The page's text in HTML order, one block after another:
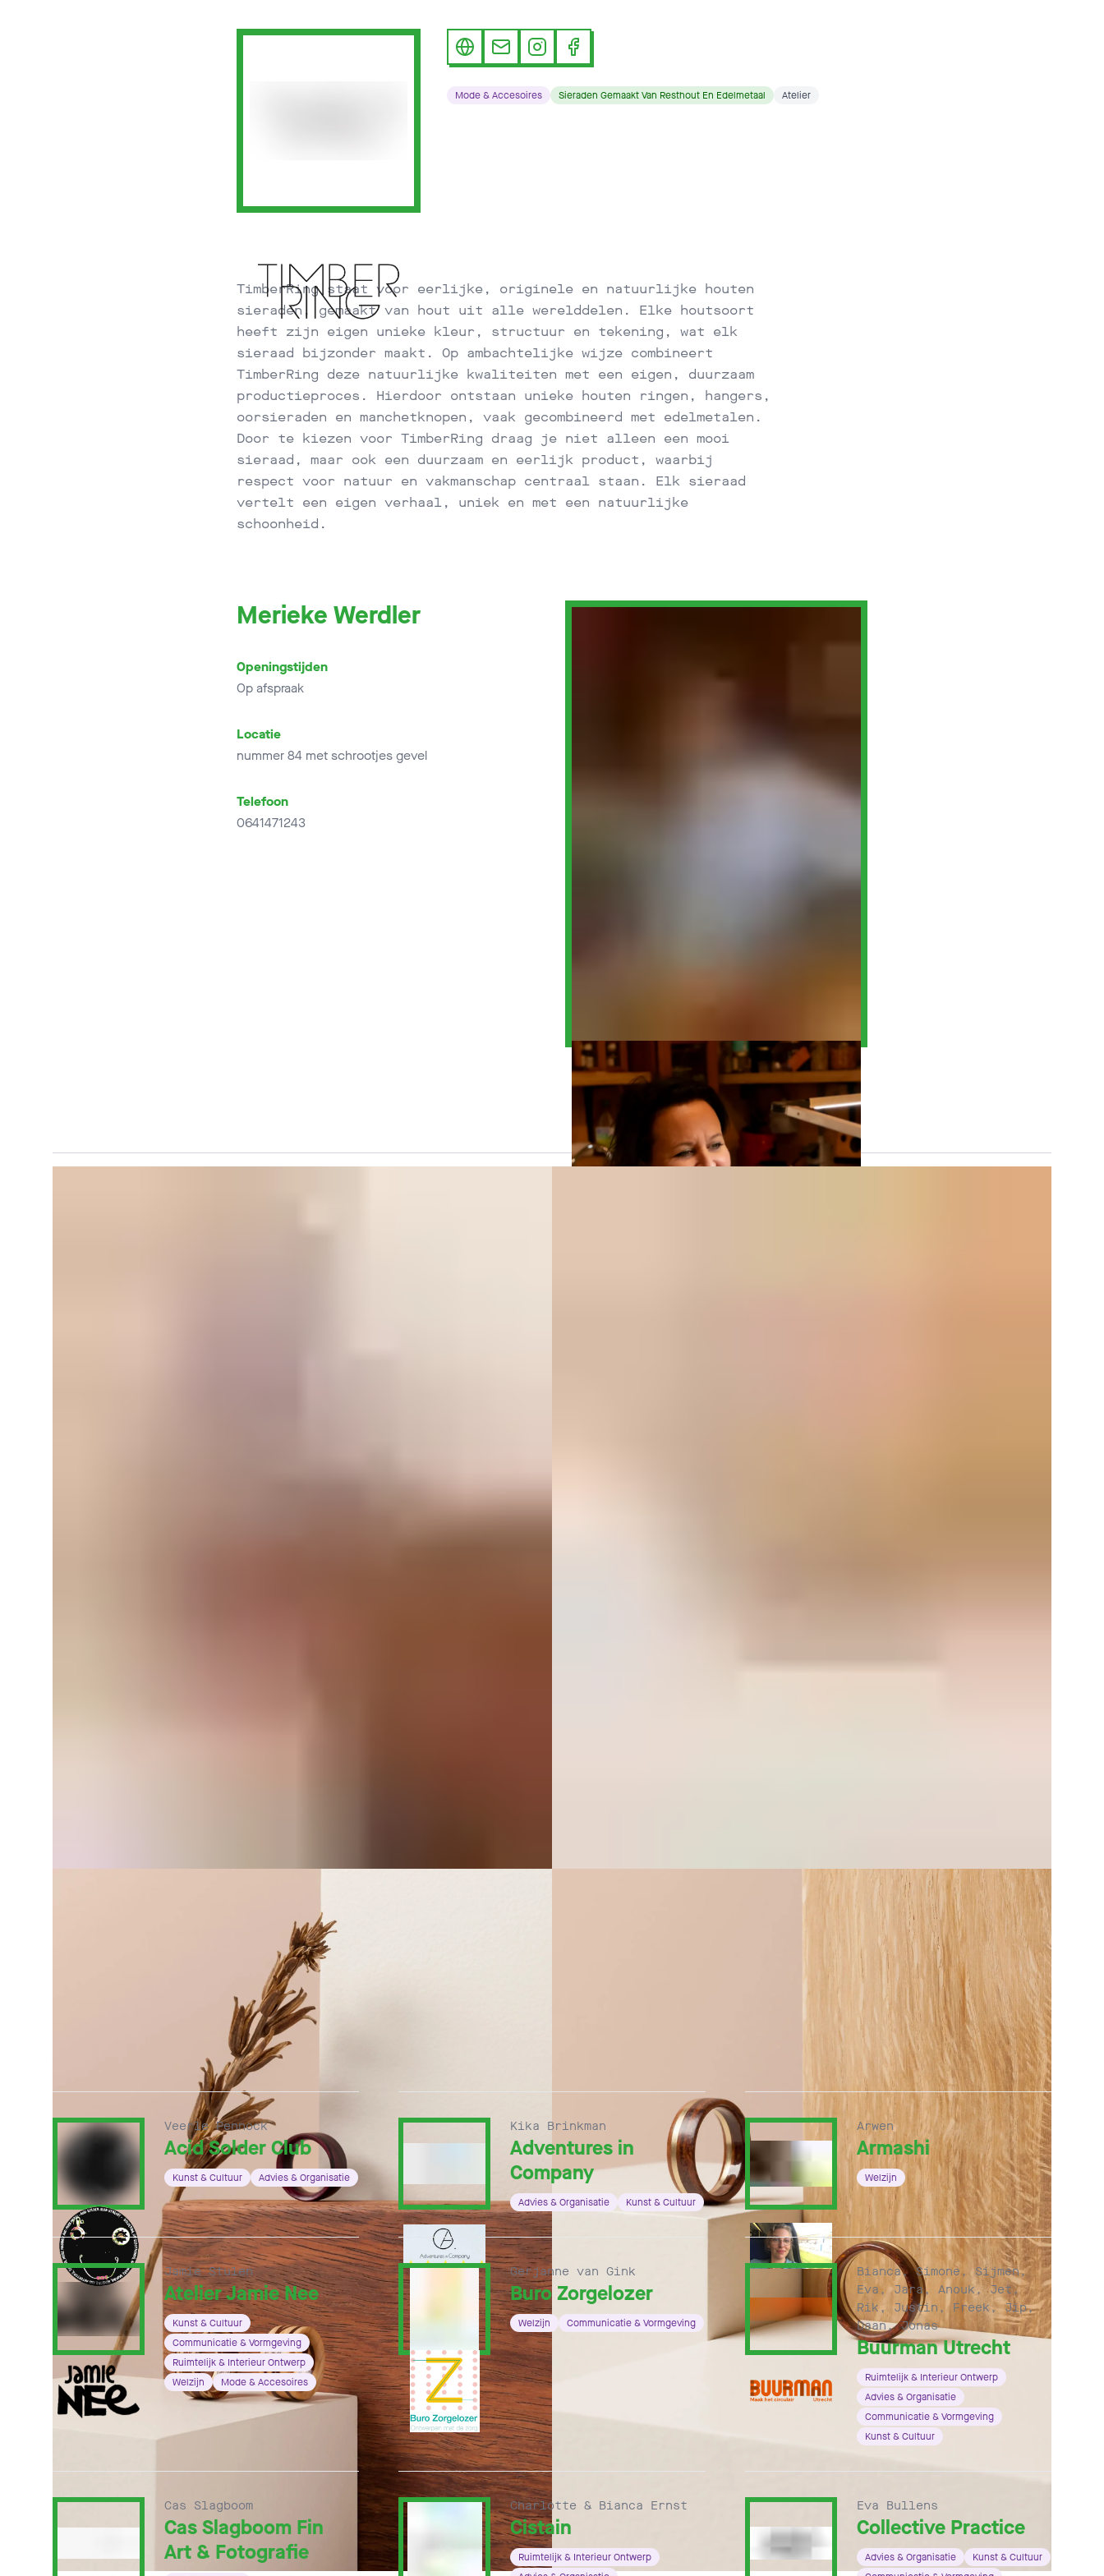
Mode & Accesoires Sieraden Gemaakt Van Resthout En Edelmetaal Atelier
TimberRing staat voor eerlijke, originele en natuurlijke houten
sieraden, gemaakt van hout uit alle werelddelen. Elke houtsoort
heeft zijn eigen unieke kleur, structuur en tekening, wat elk
sieraad bijzonder maakt. Op ambachtelijke wijze combineert
TimberRing deze natuurlijke kwaliteiten met een eigen, duurzaam
productieproces. Hierdoor ontstaan unieke houten ringen, hangers,
oorsieraden en manchetknopen, vaak gecombineerd met edelmetalen.
Door te kiezen voor TimberRing draag je niet alleen een mooi
sieraad, maar ook een duurzaam en eerlijk product, waarbij
respect voor natuur en vakmanschap centraal staan. Elk sieraad
vertelt een eigen verhaal, uniek en met een natuurlijke
schoonheid.
Merieke Werdler
Openingstijden
Op afspraak
Locatie
nummer 84 met schrootjes gevel
Telefoon
0641471243
ANDERE HOFLEDEN
Veerle Pennock
Acid Solder Club
Kunst & Cultuur Advies & Organisatie
Kika Brinkman
Adventures in
Company
Advies & Organisatie Kunst & Cultuur
Arwen
Armashi
Welzijn
Jamie Stulen
Atelier Jamie Nee
Kunst & Cultuur
Communicatie & Vormgeving
Ruimtelijk & Interieur Ontwerp
Welzijn
Mode & Accesoires
Gerjanne van Gink
Buro Zorgelozer
Welzijn Communicatie & Vormgeving
Bianca, Simone, Sijmen,
Eva, Jara, Anouk, Jet,
Rik, Justin, Freek, Jip,
Daan, Jonas
Buurman Utrecht
Ruimtelijk & Interieur Ontwerp
Advies & Organisatie
Communicatie & Vormgeving
Kunst & Cultuur
Cas Slagboom
Cas Slagboom Fin
Art & Fotografie
Charlotte & Bianca Ernst
Cistain
Ruimtelijk & Interieur Ontwerp
Eva Bullens
Collective Practice
Advies & Organisatie
Kunst & Cultuur